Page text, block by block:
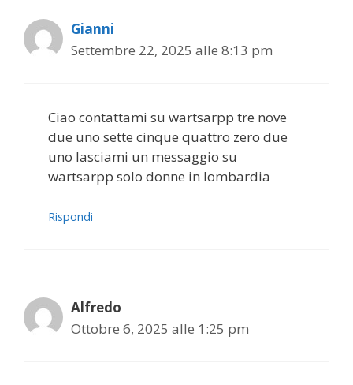
Gianni
Settembre 22, 2025 alle 8:13 pm
Ciao contattami su wartsarpp tre nove
due uno sette cinque quattro zero due
uno lasciami un messaggio su
wartsarpp solo donne in lombardia
Rispondi
Alfredo
Ottobre 6, 2025 alle 1:25 pm